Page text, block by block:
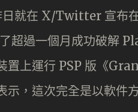
就在 X/Twitter 宣布
超過一個月成功破解
置上運行 PSP 版《
這次完全是以軟件